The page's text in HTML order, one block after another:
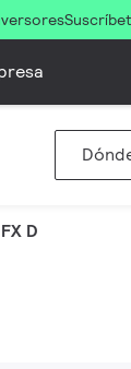
D